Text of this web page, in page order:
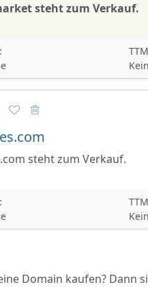
steht zum Verkauf.
steht zum Verkauf.
Domain kaufen? Dann